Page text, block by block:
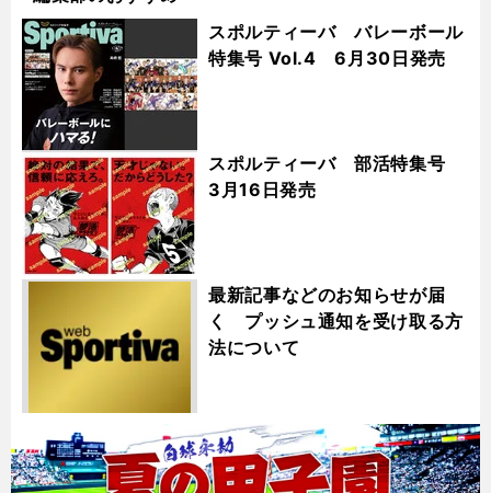
スポルティーバ バレーボール
特集号 Vol.4 6月30日発売
スポルティーバ 部活特集号
3月16日発売
最新記事などのお知らせが届
く プッシュ通知を受け取る方
法について